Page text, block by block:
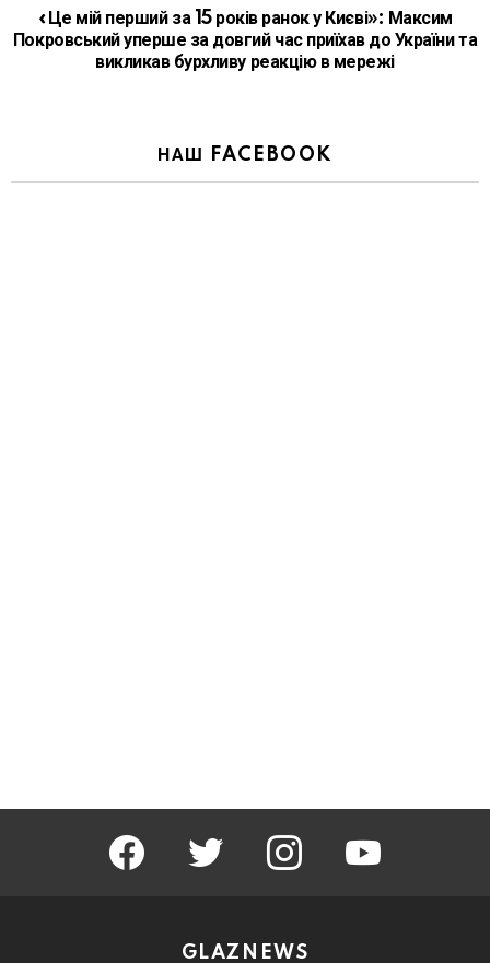
«Це мій перший за 15 років ранок у Києві»: Максим
Покровський уперше за довгий час приїхав до України та
викликав бурхливу реакцію в мережі
НАШ FACEBOOK
facebook twitter instagram youtube
GLAZNEWS